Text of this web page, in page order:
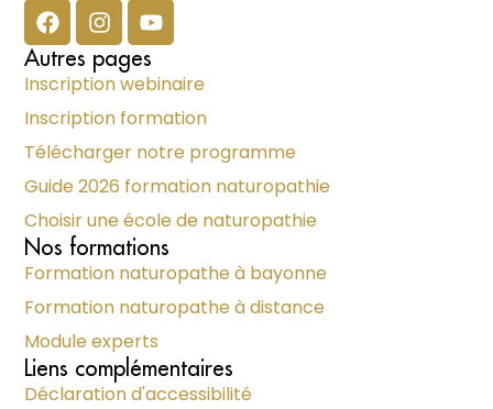
Autres pages
Inscription webinaire
Inscription formation
Télécharger notre programme
Guide 2026 formation naturopathie
Choisir une école de naturopathie
Nos formations
Formation naturopathe à bayonne
Formation naturopathe à distance
Module experts
Liens complémentaires
Déclaration d'accessibilité